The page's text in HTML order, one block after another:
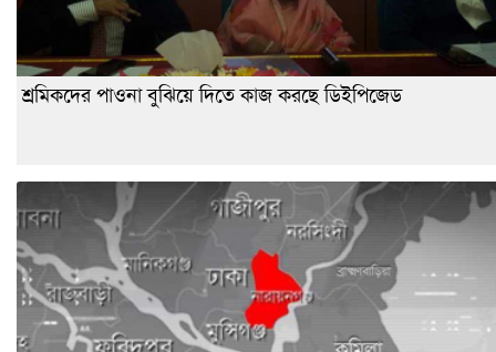
শ্রমিকদের পাওনা বুঝিয়ে দিতে কাজ করছে ডিইপিজেড